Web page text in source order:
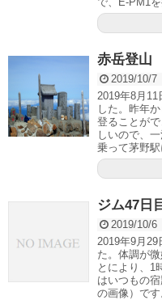
赤岳登山
2019/10/7
2019年8月11
した。昨年
登ることが
しいので、
乗って茅野駅
ジム47日
2019/10/6
2019年9月
た。体調が
とにより、1
はいつもの
の画像）です